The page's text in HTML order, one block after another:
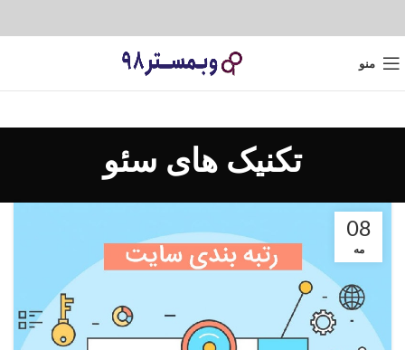
منو
تکنیک های سئو
08
مه